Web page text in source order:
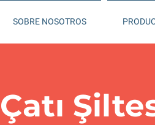
SOBRE NOSOTROS
Çatı